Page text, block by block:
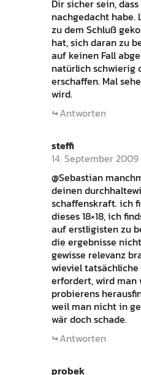
Dir sicher sein,
nachgedacht habe.
zu dem Schluß
hat, sich daran zu
auf keinen Fall
natürlich schwierig
erschaffen. Mal
wird.
Antworten
steffi
14. September 2009
@Sebastian
deinen
schaffenskraft. ich
dieses 18×18, ich
auf erstligisten zu
die ergebnisse
gewisse relevanz
wieviel tatsächliche
erfordert, wird man
probierens
weil man nicht in
wär doch schade.
Antworten
probek